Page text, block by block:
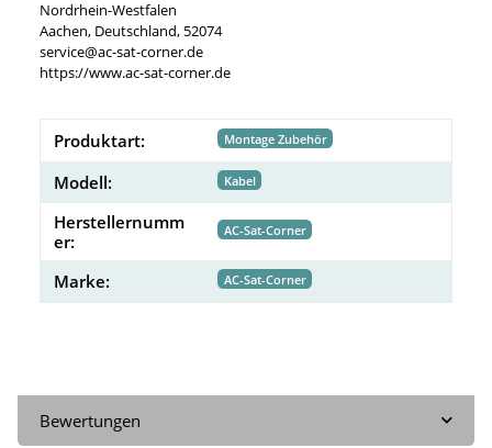
Nordrhein-Westfalen
Aachen, Deutschland, 52074
service@ac-sat-corner.de
https://www.ac-sat-corner.de
Produktart: Montage Zubehör
Modell: Kabel
Herstellernumm
er:
AC-Sat-Corner
Marke: AC-Sat-Corner
Bewertungen